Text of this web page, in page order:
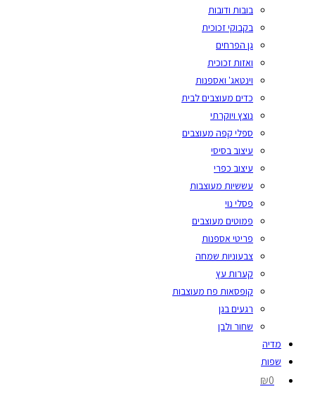
בובות ודובות
בקבוקי זכוכית
גן הפרחים
ואזות זכוכית
וינטאג' ואספנות
כדים מעוצבים לבית
נוצץ ויוקרתי
ספלי קפה מעוצבים
עיצוב בסיסי
עיצוב כפרי
עששיות מעוצבות
פסלי נוי
פמוטים מעוצבים
פריטי אספנות
צבעוניות שמחה
קערות עץ
קופסאות פח מעוצבות
רגעים בגן
שחור ולבן
מדיה
שפות
₪0